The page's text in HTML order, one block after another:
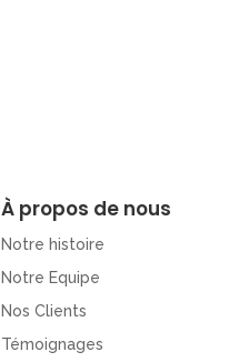
À propos de nous
Notre histoire
Notre Equipe
Nos Clients
Témoignages